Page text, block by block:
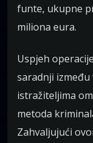
funte, ukupne
miliona eura.
Uspjeh
saradnji između
istražiteljima
metoda
Zahvaljujući